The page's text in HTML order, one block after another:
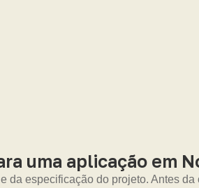
uma aplicação em
da especificação do projeto. Antes da